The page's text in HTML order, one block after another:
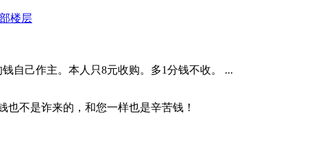
楼层
自己作主。本人只8元收购。多1分钱不收。 ...
不是诈来的，和您一样也是辛苦钱！